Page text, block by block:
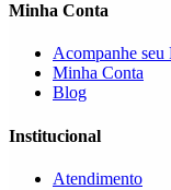
Minha Conta
Acompanhe seu
Minha Conta
Blog
Institucional
Atendimento